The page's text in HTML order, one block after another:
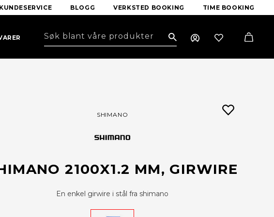
KUNDESERVICE BLOGG VERKSTED BOOKING TIME BOOKING
Search
SHIMANO
2100X1.2 MM, GIRWIRE
En enkel girwire i stål fra shimano